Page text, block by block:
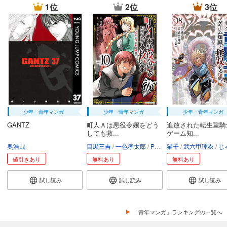
1位
少年・青年マンガ
GANTZ
奥浩哉
値引きあり
試し読み
2位
少年・青年マンガ
町人Ａは悪役令嬢をどう
しても救...
目黒三吉 一色孝太郎 Parum
無料あり
試し読み
3位
少年・青年マンガ
追放された転生重
ゲーム知...
猫子 武六甲理衣 じゃ
無料あり
試し読み
「青年マンガ」ランキングの一覧へ